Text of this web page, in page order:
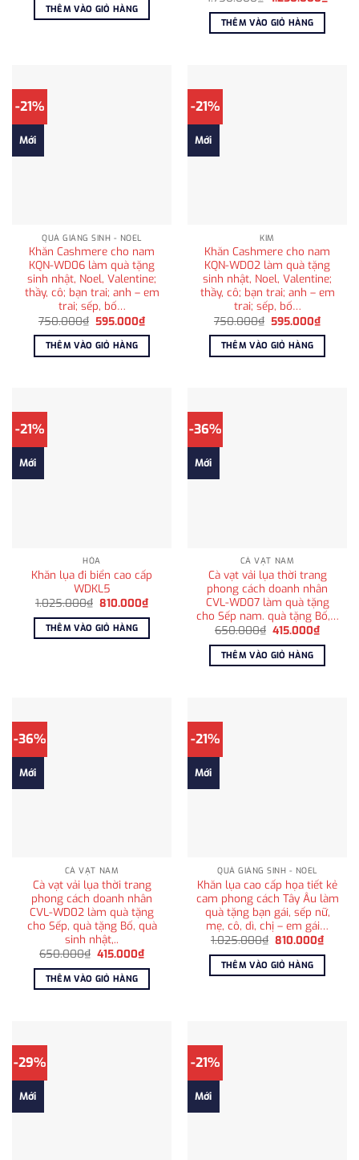
là:
650.000₫.
415.000₫.
THÊM VÀO GIỎ HÀNG
là:
1.750.000₫.
hiện
THÊM VÀO GIỎ HÀNG
-21%
Mới
QUÀ GIÁNG SINH - NOEL
Khăn Cashmere cho nam
KQN-WD06 làm quà tặng
sinh nhật, Noel, Valentine;
thầy, cô; bạn trai; anh – em
trai; sếp, bố…
750.000₫ Giá
là:
750.000₫.
595.000₫Giá
hiện
tại
595.000₫.
THÊM VÀO GIỎ HÀNG
-21%
Mới
KIM
Khăn Cashmere cho nam
KQN-WD02 làm quà tặng
sinh nhật, Noel, Valentine;
thầy, cô; bạn trai; anh – em
trai; sếp, bố…
750.000₫ Giá
là:
750.000₫.
595.000₫Giá
hiện
tại
THÊM VÀO GIỎ HÀNG
-21%
Mới
HỎA
Khăn lụa đi biển cao cấp
WDKL5
1.025.000₫ Giá
là:
1.025.000₫.
810.000₫Giá
tại
THÊM VÀO GIỎ HÀNG
-36%
Mới
CÀ VẠT NAM
Cà vạt vải lụa thời trang
phong cách doanh nhân
CVL-WD07 làm quà tặng
cho Sếp nam. quà tặng Bố,…
650.000₫ Giá
là:
650.000₫.
415.000₫Giá
tại
THÊM VÀO GIỎ HÀNG
-36%
Mới
CÀ VẠT NAM
Cà vạt vải lụa thời trang
phong cách doanh nhân
CVL-WD02 làm quà tặng
cho Sếp, quà tặng Bố, quà
sinh nhật,..
650.000₫ Giá
là:
650.000₫.
415.000₫Giá
hiện
tại
415.000₫.
THÊM VÀO GIỎ HÀNG
-21%
Mới
QUÀ GIÁNG SINH - NOEL
Khăn lụa cao cấp họa tiết kẻ
cam phong cách Tây Âu làm
quà tặng bạn gái, sếp nữ,
mẹ, cô, dì, chị – em gái…
1.025.000₫ Giá
là:
1.025.000₫.
810.000₫Giá
hiện
tại
THÊM VÀO GIỎ HÀNG
-29%
Mới
-21%
Mới